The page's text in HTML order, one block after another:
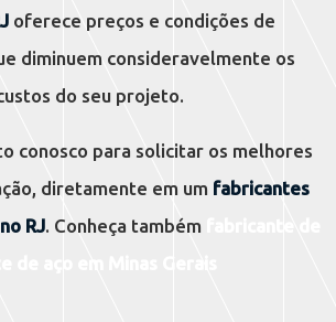
oferece preços e condições de
diminuem consideravelmente os
do seu projeto.
conosco para solicitar os melhores
diretamente em um fabricantes
RJ. Conheça também